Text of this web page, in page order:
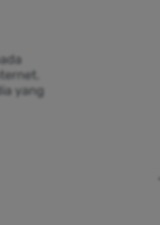
yang